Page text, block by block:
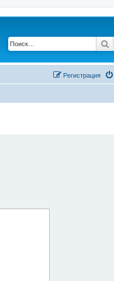
Регистрация